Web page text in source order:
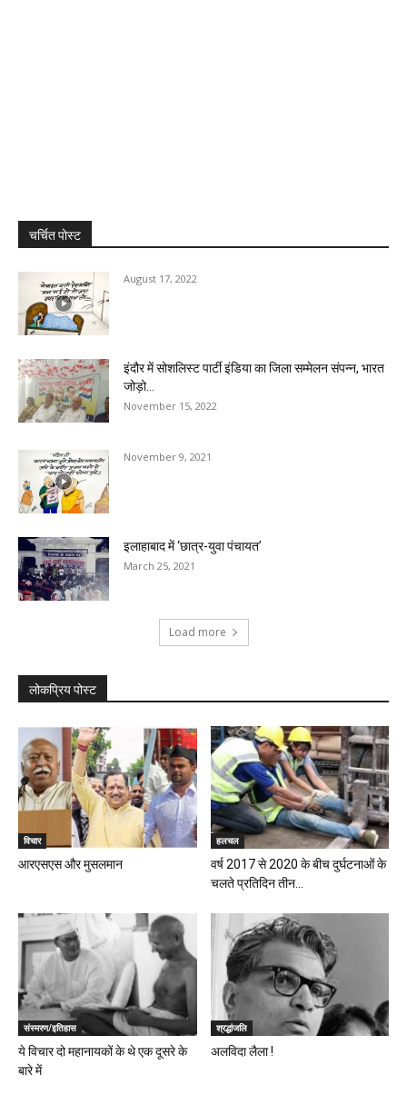
चर्चित पोस्ट
August 17, 2022
इंदौर में सोशलिस्ट पार्टी इंडिया का जिला सम्मेलन संपन्न, भारत
जोड़ो...
November 15, 2022
November 9, 2021
इलाहाबाद में ‘छात्र-युवा पंचायत’
March 25, 2021
Load more
लोकप्रिय पोस्ट
विचार
आरएसएस और मुसलमान
हलचल
वर्ष 2017 से 2020 के बीच दुर्घटनाओं के
चलते प्रतिदिन तीन...
संस्मरण/इतिहास
ये विचार दो महानायकों के थे एक दूसरे के
बारे में
श्रद्धांजलि
अलविदा लैला !